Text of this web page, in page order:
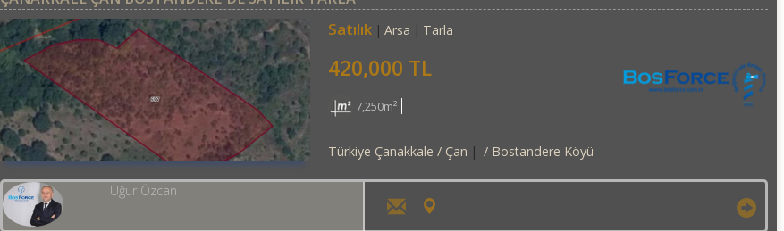
Satılık Arsa Tarla
420,000 TL
7,250m²
Türkiye Çanakkale / Çan / Bostandere Köyü
Uğur Özcan